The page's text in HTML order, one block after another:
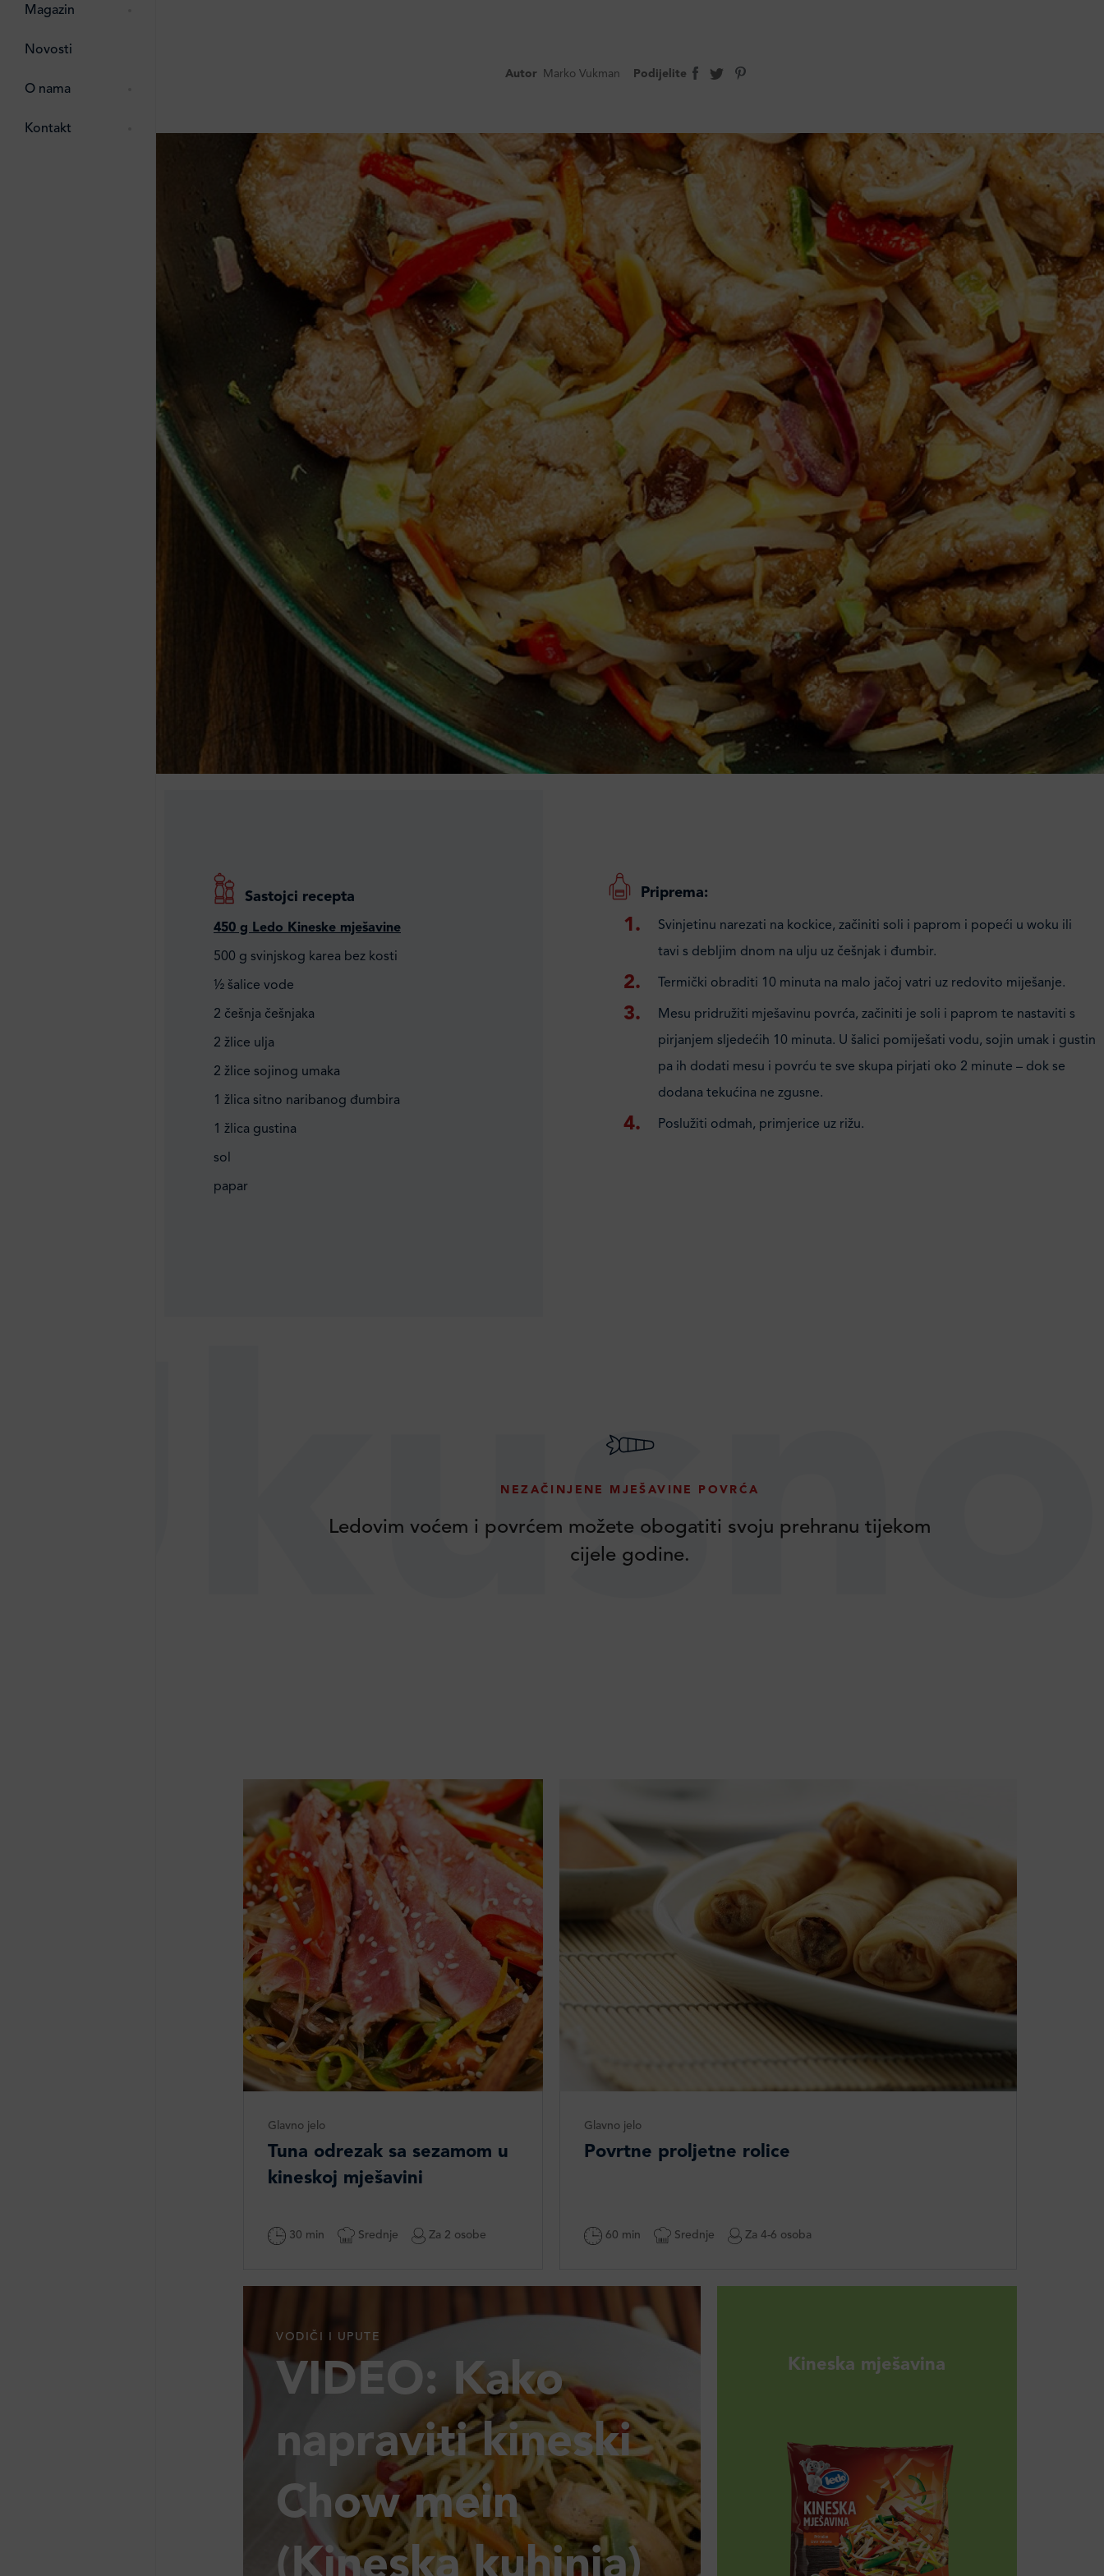
Magazin
Novosti
O nama
ostalo
Kontakt
Autor Marko Vukman Podijelite
Sastojci recepta
450 g Ledo Kineske mješavine
500 g svinjskog karea bez kosti
½ šalice vode
2 češnja češnjaka
2 žlice ulja
2 žlice sojinog umaka
1 žlica sitno naribanog đumbira
1 žlica gustina
sol
papar
Priprema:
Svinjetinu narezati na kockice, začiniti soli i paprom i popeći u woku ili
tavi s debljim dnom na ulju uz češnjak i đumbir.
Termički obraditi 10 minuta na malo jačoj vatri uz redovito miješanje.
Mesu pridružiti mješavinu povrća, začiniti je soli i paprom te nastaviti s
pirjanjem sljedećih 10 minuta. U šalici pomiješati vodu, sojin umak i gustin
pa ih dodati mesu i povrću te sve skupa pirjati oko 2 minute – dok se
dodana tekućina ne zgusne.
Poslužiti odmah, primjerice uz rižu.
NEZAČINJENE MJEŠAVINE POVRĆA
Ledovim voćem i povrćem možete obogatiti svoju prehranu tijekom
cijele godine.
Glavno jelo
Tuna odrezak sa sezamom u
kineskoj mješavini
30 min Srednje Za 2 osobe
Glavno jelo
Povrtne proljetne rolice
60 min Srednje Za 4-6 osoba
VODIČI I UPUTE
VIDEO: Kako
napraviti kineski
Chow mein
Kineska mješavina